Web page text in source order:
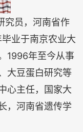
员，河南省作
业于南京农业大
1996年至今从事
大豆蛋白研究等
心主任，国家大
，河南省遗传学